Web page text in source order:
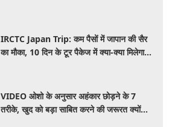
IRCTC Japan Trip: कम पैसों में जापान की सैर
का मौका, 10 दिन के टूर पैकेज में क्या-क्या मिलेगा?
VIDEO ओशो के अनुसार अहंकार छोड़ने के 7
तरीके, खुद को बड़ा साबित करने की जरूरत क्यों